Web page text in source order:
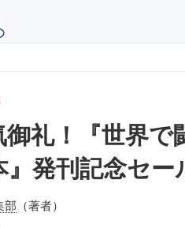
御礼！『世界
』発刊記念セー
部 （著者）